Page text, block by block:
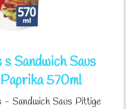
s Sandwich Saus
570ml
- Sandwich Saus Pittige